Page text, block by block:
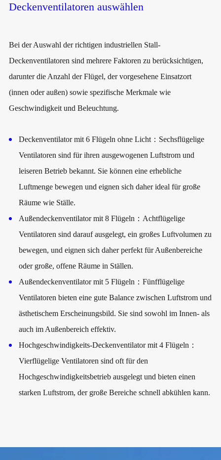
Deckenventilatoren auswählen
Bei der Auswahl der richtigen industriellen Stall-
Deckenventilatoren sind mehrere Faktoren zu berücksichtigen,
darunter die Anzahl der Flügel, der vorgesehene Einsatzort
(innen oder außen) sowie spezifische Merkmale wie
Geschwindigkeit und Beleuchtung.
Deckenventilator mit 6 Flügeln ohne Licht：Sechsflügelige
Ventilatoren sind für ihren ausgewogenen Luftstrom und
leiseren Betrieb bekannt. Sie können eine erhebliche
Luftmenge bewegen und eignen sich daher ideal für große
Räume wie Ställe.
Außendeckenventilator mit 8 Flügeln ：Achtflügelige
Ventilatoren sind darauf ausgelegt, ein großes Luftvolumen zu
bewegen, und eignen sich daher perfekt für Außenbereiche
oder große, offene Räume in Ställen.
Außendeckenventilator mit 5 Flügeln ：Fünfflügelige
Ventilatoren bieten eine gute Balance zwischen Luftstrom und
ästhetischem Erscheinungsbild. Sie sind sowohl im Innen- als
auch im Außenbereich effektiv.
Hochgeschwindigkeits-Deckenventilator mit 4 Flügeln ：
Vierflügelige Ventilatoren sind oft für den
Hochgeschwindigkeitsbetrieb ausgelegt und bieten einen
starken Luftstrom, der große Bereiche schnell abkühlen kann.